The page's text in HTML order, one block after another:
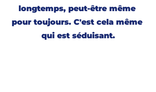
longtemps, peut-être même
pour toujours. C'est cela même
qui est séduisant.